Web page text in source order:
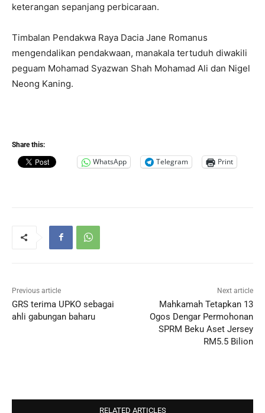
keterangan sepanjang perbicaraan.
Timbalan Pendakwa Raya Dacia Jane Romanus
mengendalikan pendakwaan, manakala tertuduh diwakili
peguam Mohamad Syazwan Shah Mohamad Ali dan Nigel
Neong Kaning.
Share this:
WhatsApp Telegram Print
Previous article
GRS terima UPKO sebagai
ahli gabungan baharu
Next article
Mahkamah Tetapkan 13
Ogos Dengar Permohonan
SPRM Beku Aset Jersey
RM5.5 Bilion
RELATED ARTICLES